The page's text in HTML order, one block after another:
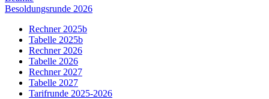
Besoldungsrunde 2026
Rechner 2025b
Tabelle 2025b
Rechner 2026
Tabelle 2026
Rechner 2027
Tabelle 2027
Tarifrunde 2025-2026